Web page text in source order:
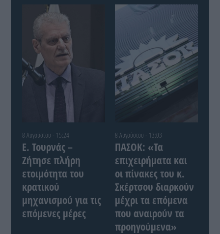
8 Αυγούστου - 15:24
Ε. Τουρνάς –
Ζήτησε πλήρη
ετοιμότητα του
κρατικού
μηχανισμού για τις
επόμενες μέρες
8 Αυγούστου - 13:03
ΠΑΣΟΚ: «Τα
επιχειρήματα και
οι πίνακες του κ.
Σκέρτσου διαρκούν
μέχρι τα επόμενα
που αναιρούν τα
προηγούμενα»